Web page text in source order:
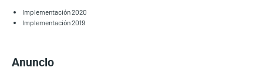
Implementación 2020
Implementación 2019
Anuncio